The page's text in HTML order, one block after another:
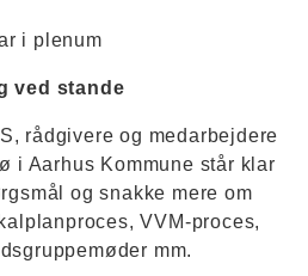
i plenum
ved stande
rådgivere og medarbejdere
i Aarhus Kommune står klar
og snakke mere om
VVM-proces,
mm.